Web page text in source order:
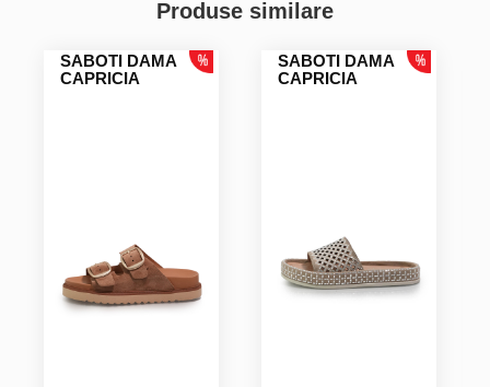
Produse similare
SABOTI DAMA
CAPRICIA
SABOTI DAMA
CAPRICIA